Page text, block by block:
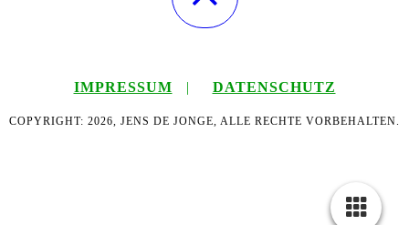
IMPRESSUM | DATENSCHUTZ
COPYRIGHT: 2026, JENS DE JONGE, ALLE RECHTE VORBEHALTEN.